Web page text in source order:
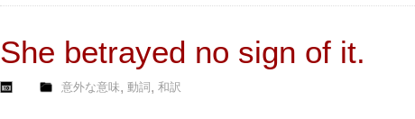
She betrayed no sign of it.
意外な意味, 動詞 , 和訳